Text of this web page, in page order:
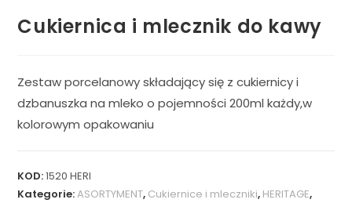
Cukiernica i mlecznik do kawy
Zestaw porcelanowy składający się z cukiernicy i
dzbanuszka na mleko o pojemności 200ml każdy,w
kolorowym opakowaniu
KOD:1520 HERI
Kategorie:ASORTYMENT, Cukiernice i mleczniki, HERITAGE,